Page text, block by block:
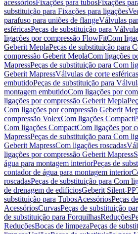
acessóriosFixações para tubosFixações
substituição para Fixações para ligações
parafuso para uniões de flangeVálvulas
esféricasPeças de substituição para
ligações por compressão FlowFitCom
Geberit MeplaPeças de substituição para
compressão Geberit MeplaCom ligações
MapressPeças de substituição para Com
Geberit MapressVálvulas de corte
embutidoPeças de substituição para
montagem embutidoCom ligações por
ligações por compressão Geberit Mepla
Com ligações por compressão Geberit
compressão VolexCom ligações Compact
Com ligações CompactCom ligações por
MapressPeças de substituição para Com
Geberit MapressCom ligações roscadas
ligações por compressão Geberit Mapress
água para montagem interiorPeças de
contador de água para montagem interior
roscadasPeças de substituição para Com
de drenagem de edifíciosGeberit Silent-PP
substituição para TubosAcessóriosPeças
AcessóriosCurvasPeças de substituição
de substituição para ForquilhasReduções
ReduçõesBocas de limpezaPeças de